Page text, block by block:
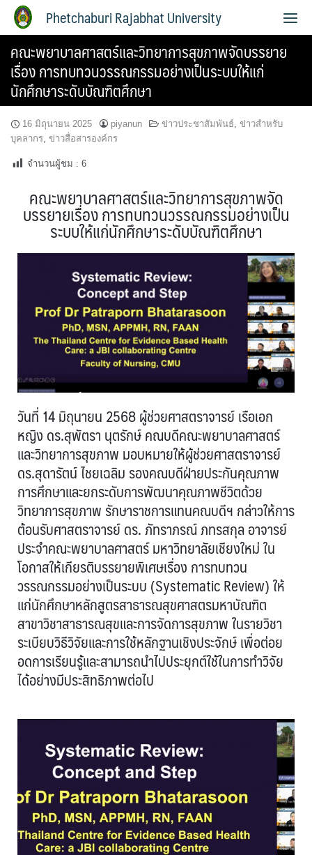
Phetchaburi Rajabhat University
คณะพยาบาลศาสตร์และวิทยาการสุขภาพจัดบรรยาย
เรื่อง การทบทวนวรรณกรรมอย่างเป็นระบบให้แก่
นักศึกษาระดับบัณฑิตศึกษา
16 มิถุนายน 2025 piyanun ข่าวประชาสัมพันธ์, ข่าวสำหรับ
บุคลากร, ข่าวสื่อสารองค์กร
จำนวนผู้ชม : 6
คณะพยาบาลศาสตร์และวิทยาการสุขภาพจัด
บรรยายเรื่อง การทบทวนวรรณกรรมอย่างเป็น
ระบบให้แก่นักศึกษาระดับบัณฑิตศึกษา
วันที่ 14 มิถุนายน 2568 ผู้ช่วยศาสตราจารย์ เรือเอก
หญิง ดร.สุพัตรา นุตรักษ์ คณบดีคณะพยาบาลศาสตร์
และวิทยาการสุขภาพ มอบหมายให้ผู้ช่วยศาสตราจารย์
ดร.สุดารัตน์ ไชยเฉลิม รองคณบดีฝ่ายประกันคุณภาพ
การศึกษาและยกระดับการพัฒนาคุณภาพชีวิตด้วย
วิทยาการสุขภาพ รักษาราชการแทนคณบดีฯ กล่าวให้การ
ต้อนรับศาสตราจารย์ ดร. ภัทราภรณ์ ภทรสกุล อาจารย์
ประจำคณะพยาบาลศาสตร์ มหาวิทยาลัยเชียงใหม่ ใน
โอกาสให้เกียรติบรรยายพิเศษเรื่อง การทบทวน
วรรณกรรมอย่างเป็นระบบ (Systematic Review) ให้
แก่นักศึกษาหลักสูตรสาธารณสุขศาสตรมหาบัณฑิต
สาขาวิชาสาธารณสุขและการจัดการสุขภาพ ในรายวิชา
ระเบียบวิธีวิจัยและการใช้หลักฐานเชิงประจักษ์ เพื่อต่อย
อดการเรียนรู้และสามารถนำไปประยุกต์ใช้ในการทำวิจัย
ได้อย่างมีประสิทธิภาพต่อไป